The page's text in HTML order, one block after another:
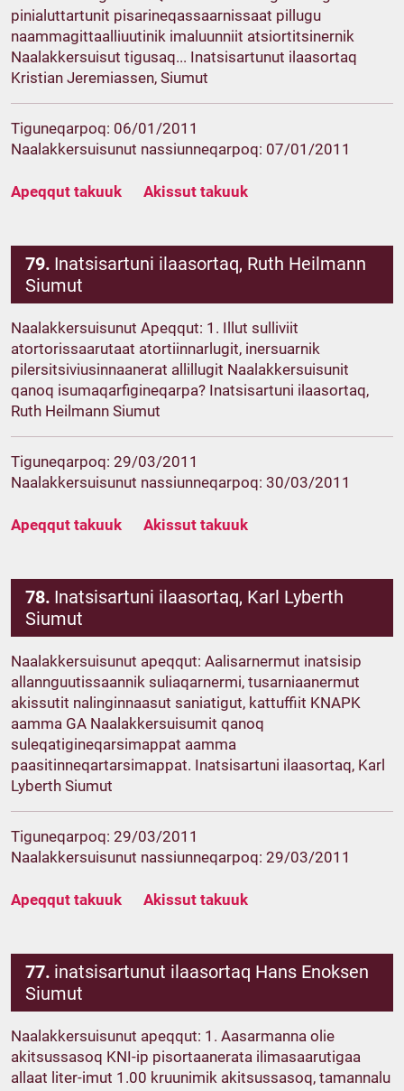
pinialuttartunit pisarineqassaarnissaat pillugu
naammagittaalliuutinik imaluunniit atsiortitsinernik
Naalakkersuisut tigusaq... Inatsisartunut ilaasortaq
Kristian Jeremiassen, Siumut
Tiguneqarpoq: 06/01/2011
Naalakkersuisunut nassiunneqarpoq: 07/01/2011
Apeqqut takuuk Akissut takuuk
79. Inatsisartuni ilaasortaq, Ruth Heilmann
Siumut
Naalakkersuisunut Apeqqut: 1. Illut sulliviit
atortorissaarutaat atortiinnarlugit, inersuarnik
pilersitsiviusinnaanerat allillugit Naalakkersuisunit
qanoq isumaqarfigineqarpa? Inatsisartuni ilaasortaq,
Ruth Heilmann Siumut
Tiguneqarpoq: 29/03/2011
Naalakkersuisunut nassiunneqarpoq: 30/03/2011
Apeqqut takuuk Akissut takuuk
78. Inatsisartuni ilaasortaq, Karl Lyberth
Siumut
Naalakkersuisunut apeqqut: Aalisarnermut inatsisip
allannguutissaannik suliaqarnermi, tusarniaanermut
akissutit nalinginnaasut saniatigut, kattuffiit KNAPK
aamma GA Naalakkersuisumit qanoq
suleqatigineqarsimappat aamma
paasitinneqartarsimappat. Inatsisartuni ilaasortaq, Karl
Lyberth Siumut
Tiguneqarpoq: 29/03/2011
Naalakkersuisunut nassiunneqarpoq: 29/03/2011
Apeqqut takuuk Akissut takuuk
77. inatsisartunut ilaasortaq Hans Enoksen
Siumut
Naalakkersuisunut apeqqut: 1. Aasarmanna olie
akitsussasoq KNI-ip pisortaanerata ilimasaarutigaa
allaat liter-imut 1.00 kruunimik akitsussasoq, tamannalu